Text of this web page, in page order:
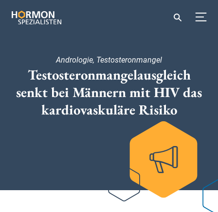
Andrologie, Testosteronmangel
Testosteronmangelausgleich
senkt bei Männern mit HIV das
kardiovaskuläre Risiko